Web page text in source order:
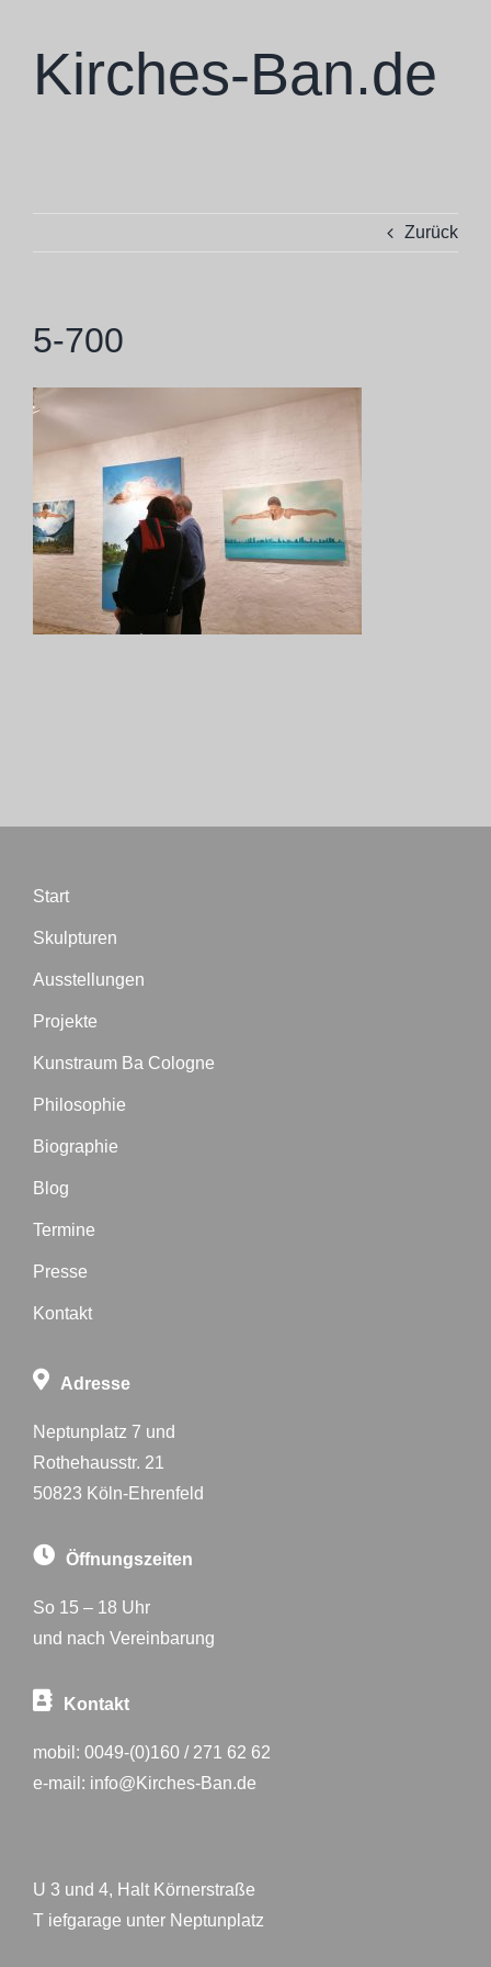
springenKirches-Ban.de
Projekte
Ba Cologne
Philosophie
Biographie
Blog
Zurück
5-700
Start
Skulpturen
Ausstellungen
Projekte
Kunstraum Ba Cologne
Philosophie
Biographie
Blog
Termine
Presse
Kontakt
Adresse
Neptunplatz 7 und
Rothehausstr. 21
50823 Köln-Ehrenfeld
Öffnungszeiten
So 15 – 18 Uhr
und nach Vereinbarung
Kontakt
mobil: 0049-(0)160 / 271 62 62
e-mail: info@Kirches-Ban.de
U 3 und 4, Halt Körnerstraße
T iefgarage unter Neptunplatz